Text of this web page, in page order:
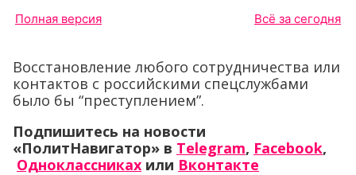
Полная версия Всё за сегодня
Восстановление любого сотрудничества или
контактов с российскими спецслужбами
было бы “преступлением”.
Подпишитесь на новости
«ПолитНавигатор» в Telegram, Facebook,
Одноклассниках или Вконтакте